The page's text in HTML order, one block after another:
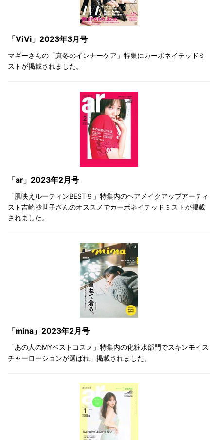
「ViVi」2023年3月号
マギーさんの「真冬のインナーケア」特集にカーボネイテッドミ
ストが掲載されました。
「ar」2023年2月号
「肌映えルーティンBEST９」特集内のヘアメイクアップアーティ
スト吉崎沙世子さんのオススメでカーボネイテッドミストが掲載
されました。
「mina」2023年2月号
「あの人のMYベストコスメ」特集内の化粧水部門でスキンモイス
チャーローションが選ばれ、掲載されました。